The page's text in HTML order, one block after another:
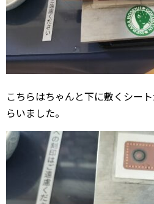
こちらはちゃんと下に敷くシー
らいました。